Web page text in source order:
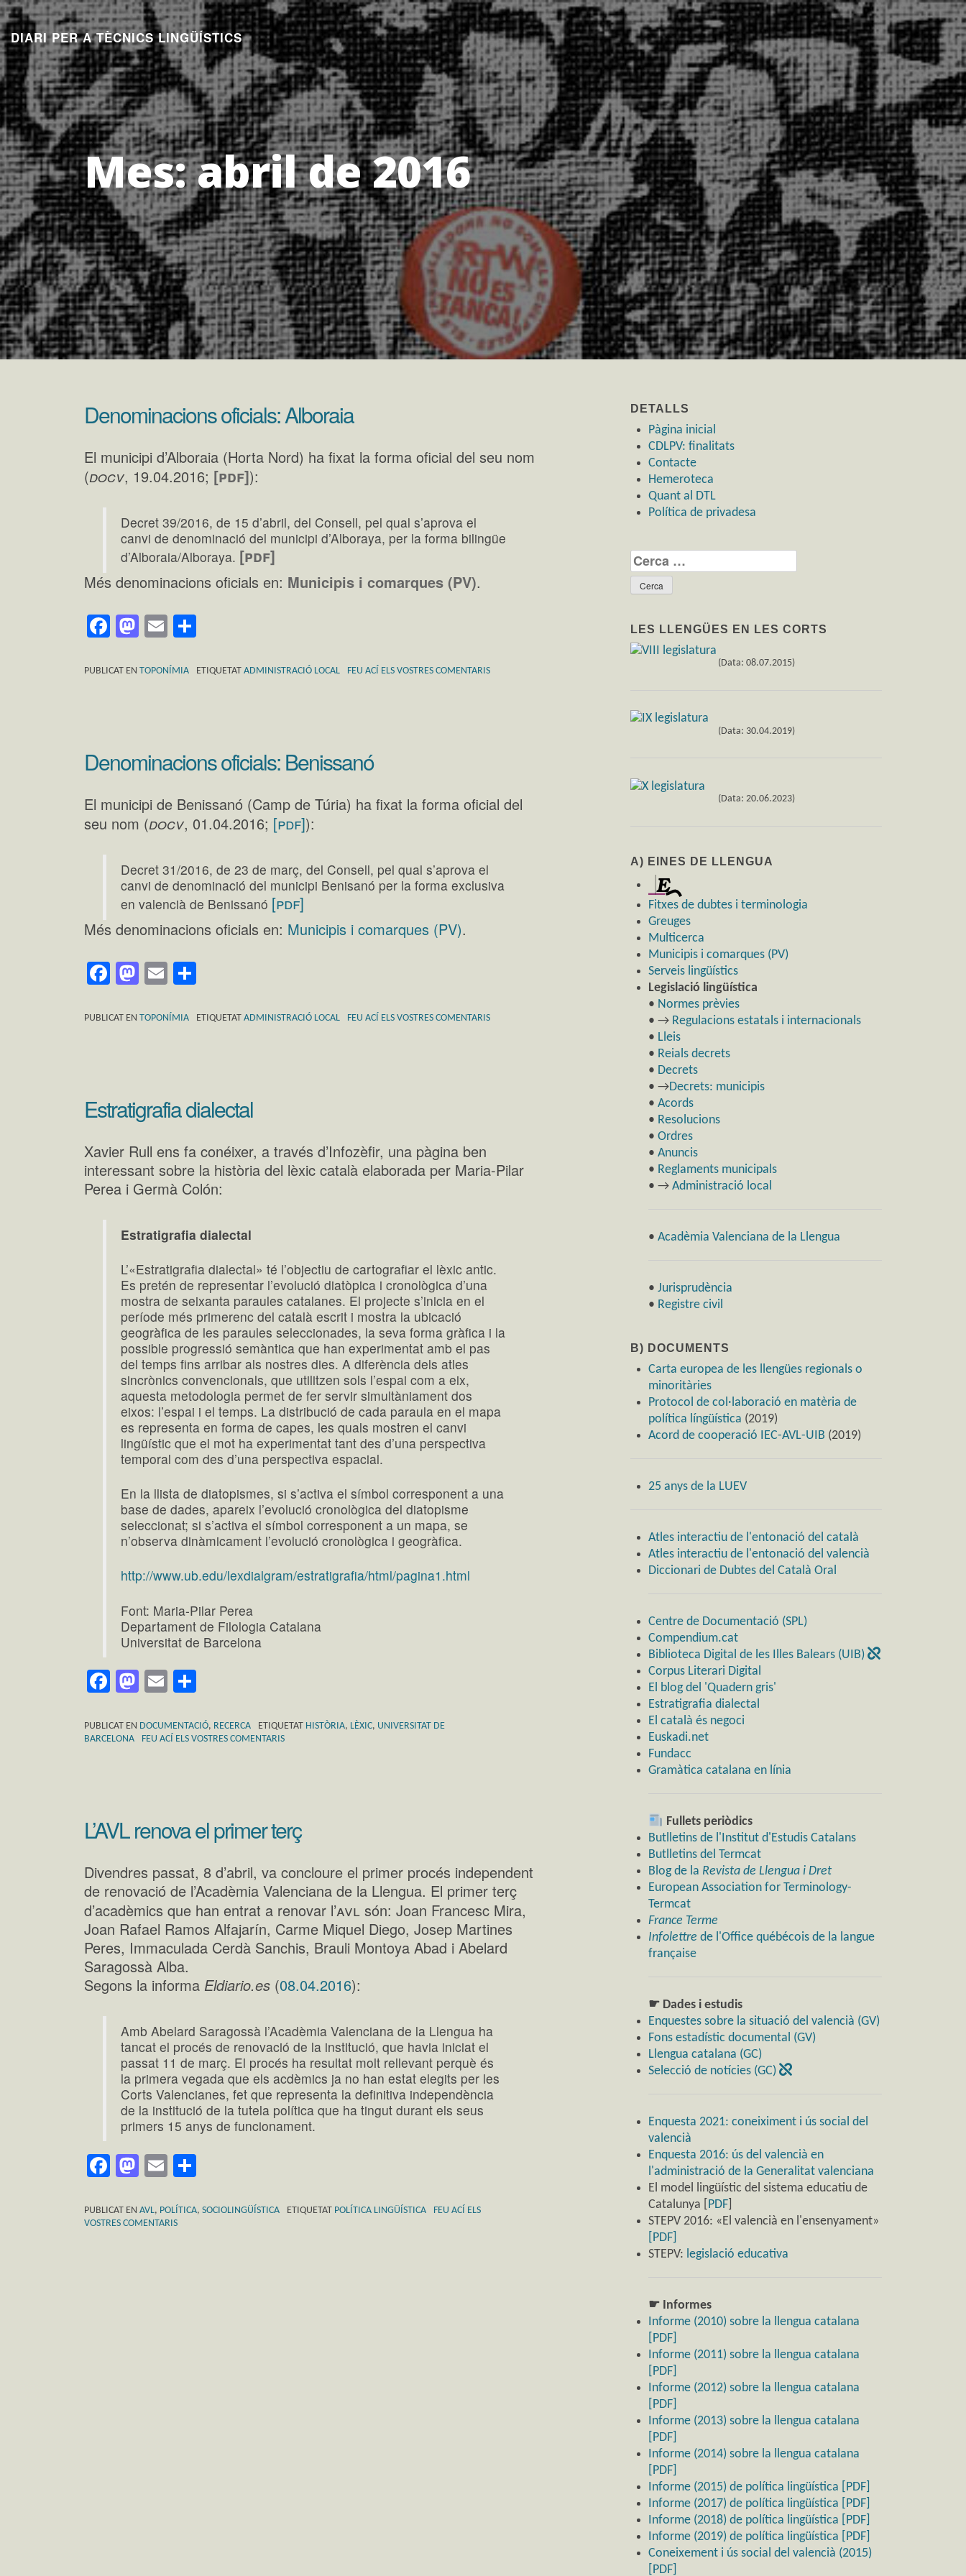
Aneu
al
contingut
DIARI PER A TÈCNICS LINGÜÍSTICS
Mes:abril de 2016
Denominacions oficials: Alboraia
El municipi d’Alboraia (Horta Nord) ha fixat la forma oficial del seu nom
(docv, 19.04.2016; [pdf]):
Decret 39/2016, de 15 d’abril, del Consell, pel qual s’aprova el
canvi de denominació del municipi d’Alboraya, per la forma bilingüe
d’Alboraia/Alboraya. [pdf]
Més denominacions oficials en: Municipis i comarques (PV).
Facebook
Mastodon
Email
PUBLICAT EN TOPONÍMIA ETIQUETAT ADMINISTRACIÓ LOCAL FEU ACÍ ELS VOSTRES COMENTARIS
Denominacions oficials: Benissanó
El municipi de Benissanó (Camp de Túria) ha fixat la forma oficial del
seu nom (docv, 01.04.2016; [pdf]):
Decret 31/2016, de 23 de març, del Consell, pel qual s’aprova el
canvi de denominació del municipi Benisanó per la forma exclusiva
en valencià de Benissanó [pdf]
Més denominacions oficials en: Municipis i comarques (PV).
Facebook
Mastodon
Email
PUBLICAT EN TOPONÍMIA ETIQUETAT ADMINISTRACIÓ LOCAL FEU ACÍ ELS VOSTRES COMENTARIS
Estratigrafia dialectal
Xavier Rull ens fa conéixer, a través d’Infozèfir, una pàgina ben
interessant sobre la història del lèxic català elaborada per Maria-Pilar
Perea i Germà Colón:
Estratigrafia dialectal
L’«Estratigrafia dialectal» té l’objectiu de cartografiar el lèxic antic.
Es pretén de representar l’evolució diatòpica i cronològica d’una
mostra de seixanta paraules catalanes. El projecte s’inicia en el
període més primerenc del català escrit i mostra la ubicació
geogràfica de les paraules seleccionades, la seva forma gràfica i la
possible progressió semàntica que han experimentat amb el pas
del temps fins arribar als nostres dies. A diferència dels atles
sincrònics convencionals, que utilitzen sols l’espai com a eix,
aquesta metodologia permet de fer servir simultàniament dos
eixos: l’espai i el temps. La distribució de cada paraula en el mapa
es representa en forma de capes, les quals mostren el canvi
lingüístic que el mot ha experimentat tant des d’una perspectiva
temporal com des d’una perspectiva espacial.
En la llista de diatopismes, si s’activa el símbol corresponent a una
base de dades, apareix l’evolució cronològica del diatopisme
seleccionat; si s’activa el símbol corresponent a un mapa, se
n’observa dinàmicament l’evolució cronològica i geogràfica.
http://www.ub.edu/lexdialgram/estratigrafia/html/pagina1.html
Font: Maria-Pilar Perea
Departament de Filologia Catalana
Universitat de Barcelona
Facebook
Mastodon
Email
PUBLICAT EN DOCUMENTACIÓ, RECERCA ETIQUETAT HISTÒRIA, LÈXIC, UNIVERSITAT DE
BARCELONA
FEU ACÍ ELS VOSTRES COMENTARIS
L’AVL renova el primer terç
Divendres passat, 8 d’abril, va concloure el primer procés independent
de renovació de l’Acadèmia Valenciana de la Llengua. El primer terç
d’acadèmics que han entrat a renovar l’avl són: Joan Francesc Mira,
Joan Rafael Ramos Alfajarín, Carme Miquel Diego, Josep Martines
Peres, Immaculada Cerdà Sanchis, Brauli Montoya Abad i Abelard
Saragossà Alba.
Segons la informa Eldiario.es (08.04.2016):
Amb Abelard Saragossà l’Acadèmia Valenciana de la Llengua ha
tancat el procés de renovació de la institució, que havia iniciat el
passat 11 de març. El procés ha resultat molt rellevant perquè és
la primera vegada que els acdèmics ja no han estat elegits per les
Corts Valencianes, fet que representa la definitiva independència
de la institució de la tutela política que ha tingut durant els seus
primers 15 anys de funcionament.
Facebook
Mastodon
Email
PUBLICAT EN AVL, POLÍTICA, SOCIOLINGÜÍSTICA ETIQUETAT POLÍTICA LINGÜÍSTICA
FEU ACÍ ELS
VOSTRES COMENTARIS
DETALLS
Pàgina inicial
CDLPV: finalitats
Contacte
Hemeroteca
Quant al DTL
Política de privadesa
Cerca:
LES LLENGÜES EN LES CORTS
(Data: 08.07.2015)
(Data: 30.04.2019)
(Data: 20.06.2023)
A) EINES DE LLENGUA
Fitxes de dubtes i terminologia
Greuges
Multicerca
Municipis i comarques (PV)
Serveis lingüístics
Legislació lingüística
• Normes prèvies
• → Regulacions estatals i internacionals
• Lleis
• Reials decrets
• Decrets
• →Decrets: municipis
• Acords
• Resolucions
• Ordres
• Anuncis
• Reglaments municipals
• → Administració local
• Acadèmia Valenciana de la Llengua
• Jurisprudència
• Registre civil
B) DOCUMENTS
Carta europea de les llengües regionals o
minoritàries
Protocol de col·laboració en matèria de
política língüística (2019)
Acord de cooperació IEC-AVL-UIB (2019)
25 anys de la LUEV
Atles interactiu de l'entonació del català
Atles interactiu de l'entonació del valencià
Diccionari de Dubtes del Català Oral
Centre de Documentació (SPL)
Compendium.cat
Biblioteca Digital de les Illes Balears (UIB)
Corpus Literari Digital
El blog del 'Quadern gris'
Estratigrafia dialectal
El català és negoci
Euskadi.net
Fundacc
Gramàtica catalana en línia
Fullets periòdics
Butlletins de l'Institut d'Estudis Catalans
Butlletins del Termcat
Blog de la Revista de Llengua i Dret
European Association for Terminology-
Termcat
France Terme
Infolettre de l'Office québécois de la langue
française
☛ Dades i estudis
Enquestes sobre la situació del valencià (GV)
Fons estadístic documental (GV)
Llengua catalana (GC)
Selecció de notícies (GC)
Enquesta 2021: coneiximent i ús social del
valencià
Enquesta 2016: ús del valencià en
l'administració de la Generalitat valenciana
El model lingüístic del sistema educatiu de
Catalunya [
PDF
STEPV 2016: «El valencià en l'ensenyament»
[PDF]
STEPV: legislació educativa
☛ Informes
Informe (2010) sobre la llengua catalana
[PDF]
Informe (2011) sobre la llengua catalana
[PDF]
Informe (2012) sobre la llengua catalana
[PDF]
Informe (2013) sobre la llengua catalana
[PDF]
Informe (2014) sobre la llengua catalana
[PDF]
Informe (2015) de política lingüística [PDF]
Informe (2017) de política lingüística [PDF]
Informe (2018) de política lingüística [PDF]
Informe (2019) de política lingüística [PDF]
Coneixement i ús social del valencià (2015)
[PDF]